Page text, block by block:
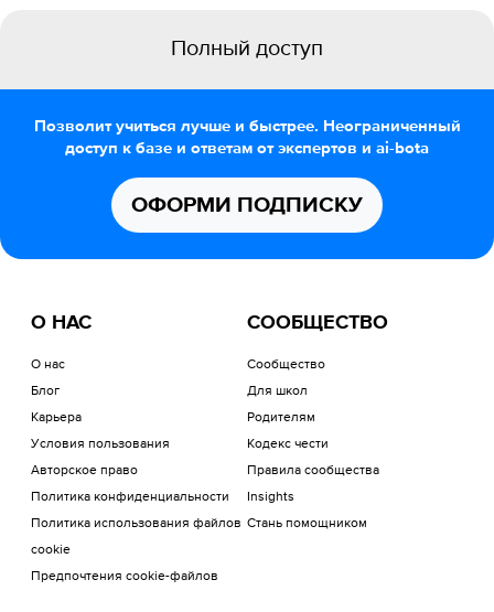
Полный доступ
Позволит учиться лучше и быстрее. Неограниченный
доступ к базе и ответам от экспертов и ai-bota
ОФОРМИ ПОДПИСКУ
О НАС
О нас
Блог
Карьера
Условия пользования
Авторское право
Политика конфиденциальности
Политика использования файлов
cookie
Предпочтения cookie-файлов
СООБЩЕСТВО
Сообщество
Для школ
Родителям
Кодекс чести
Правила сообщества
Insights
Стань помощником